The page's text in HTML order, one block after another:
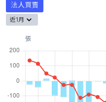
法人買賣
近1月